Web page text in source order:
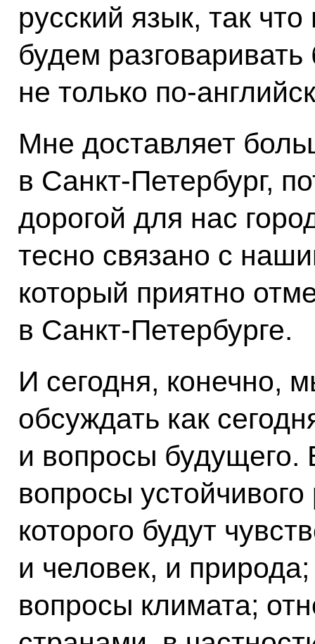
русский язык, так
будем
не только
Мне доставляет
в Санкт-Петербург,
дорогой для нас
тесно связано с
который приятно
в Санкт-Петербурге.
И сегодня, конечно,
обсуждать как
и вопросы будущего.
вопросы
которого будут
и человек, и
вопросы климата;